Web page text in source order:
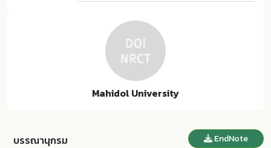
Mahidol University
บรรณานุกรม EndNote